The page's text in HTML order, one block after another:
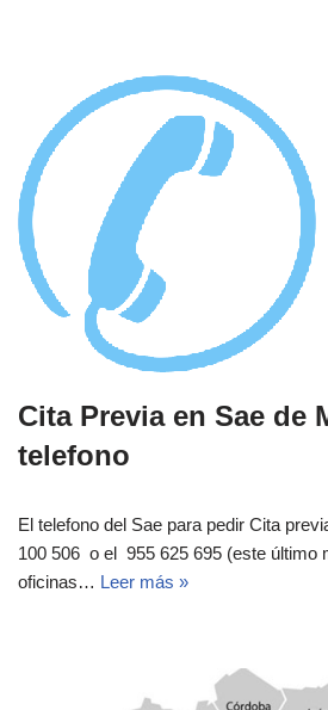
Cita Previa en Sae de
telefono
El telefono del Sae para pedir Cita
100 506 o el 955 625 695 (este último
oficinas… Leer más »